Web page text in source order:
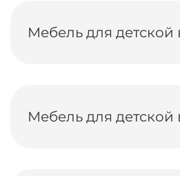
Мебель для
Мебель для детской